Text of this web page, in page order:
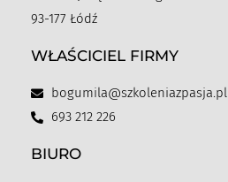
93-177 Łódź
WŁAŚCICIEL FIRMY
bogumila@szkoleniazpasja.pl
693 212 226
BIURO